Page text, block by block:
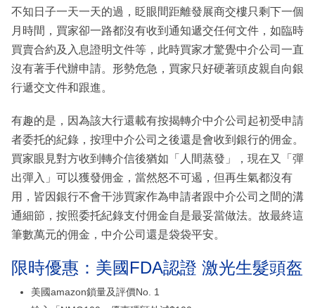
不知日子一天一天的過，眨眼間距離發展商交樓只剩下一個
月時間，買家卻一路都沒有收到通知遞交任何文件，如臨時
買賣合約及入息證明文件等，此時買家才驚覺中介公司一直
沒有著手代辦申請。形勢危急，買家只好硬著頭皮親自向銀
行遞交文件和跟進。
有趣的是，因為該大行還載有按揭轉介中介公司起初受申請
者委托的紀錄，按理中介公司之後還是會收到銀行的佣金。
買家眼見對方收到轉介信後猶如「人間蒸發」，現在又「彈
出彈入」可以獲發佣金，當然怒不可遏，但再生氣都沒有
用，皆因銀行不會干涉買家作為申請者跟中介公司之間的溝
通細節，按照委托紀錄支付佣金自是最妥當做法。故最終這
筆數萬元的佣金，中介公司還是袋袋平安。
限時優惠：美國FDA認證 激光生髮頭盔
美國amazon鎖量及評價No. 1